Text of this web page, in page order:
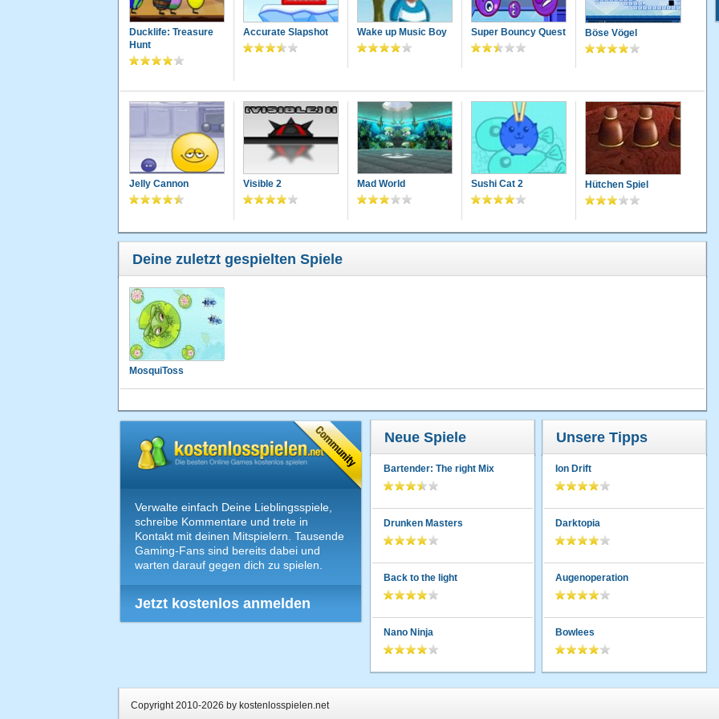
Ducklife: Treasure
Hunt
Accurate Slapshot Wake up Music Boy Super Bouncy Quest Böse Vögel
Jelly Cannon Visible 2 Mad World Sushi Cat 2 Hütchen Spiel
Deine zuletzt gespielten Spiele
MosquiToss
Verwalte einfach Deine Lieblingsspiele,
schreibe Kommentare und trete in
Kontakt mit deinen Mitspielern. Tausende
Gaming-Fans sind bereits dabei und
warten darauf gegen dich zu spielen.
Jetzt kostenlos anmelden
Neue Spiele
Bartender: The right Mix
Drunken Masters
Back to the light
Nano Ninja
Unsere Tipps
Ion Drift
Darktopia
Augenoperation
Bowlees
Copyright 2010-2026 by kostenlosspielen.net